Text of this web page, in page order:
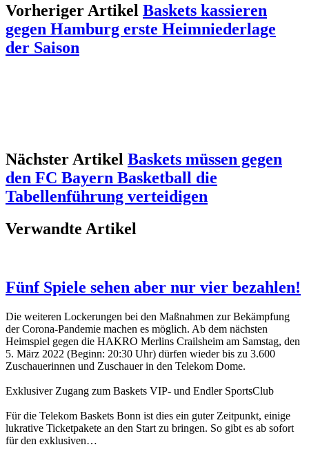
Vorheriger Artikel Baskets kassieren
gegen Hamburg erste Heimniederlage
der Saison
Nächster Artikel Baskets müssen gegen
den FC Bayern Basketball die
Tabellenführung verteidigen
Verwandte Artikel
Fünf Spiele sehen aber nur vier bezahlen!
Die weiteren Lockerungen bei den Maßnahmen zur Bekämpfung
der Corona-Pandemie machen es möglich. Ab dem nächsten
Heimspiel gegen die HAKRO Merlins Crailsheim am Samstag, den
5. März 2022 (Beginn: 20:30 Uhr) dürfen wieder bis zu 3.600
Zuschauerinnen und Zuschauer in den Telekom Dome.
Exklusiver Zugang zum Baskets VIP- und Endler SportsClub
Für die Telekom Baskets Bonn ist dies ein guter Zeitpunkt, einige
lukrative Ticketpakete an den Start zu bringen. So gibt es ab sofort
für den exklusiven…